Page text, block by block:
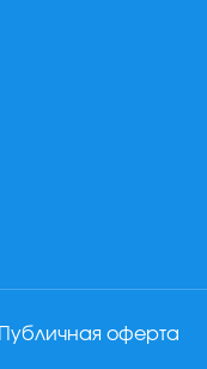
Публичная оферта